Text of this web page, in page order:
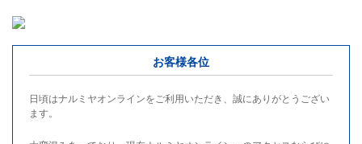
お客様各位
日頃はナルミヤオンラインをご利用いただき、誠にありがとうござい
ます。